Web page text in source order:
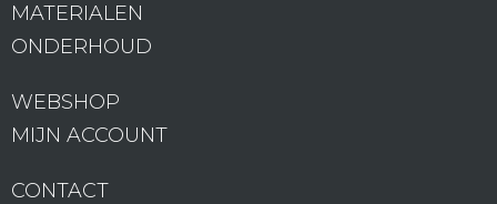
MATERIALEN
ONDERHOUD
WEBSHOP
MIJN ACCOUNT
CONTACT